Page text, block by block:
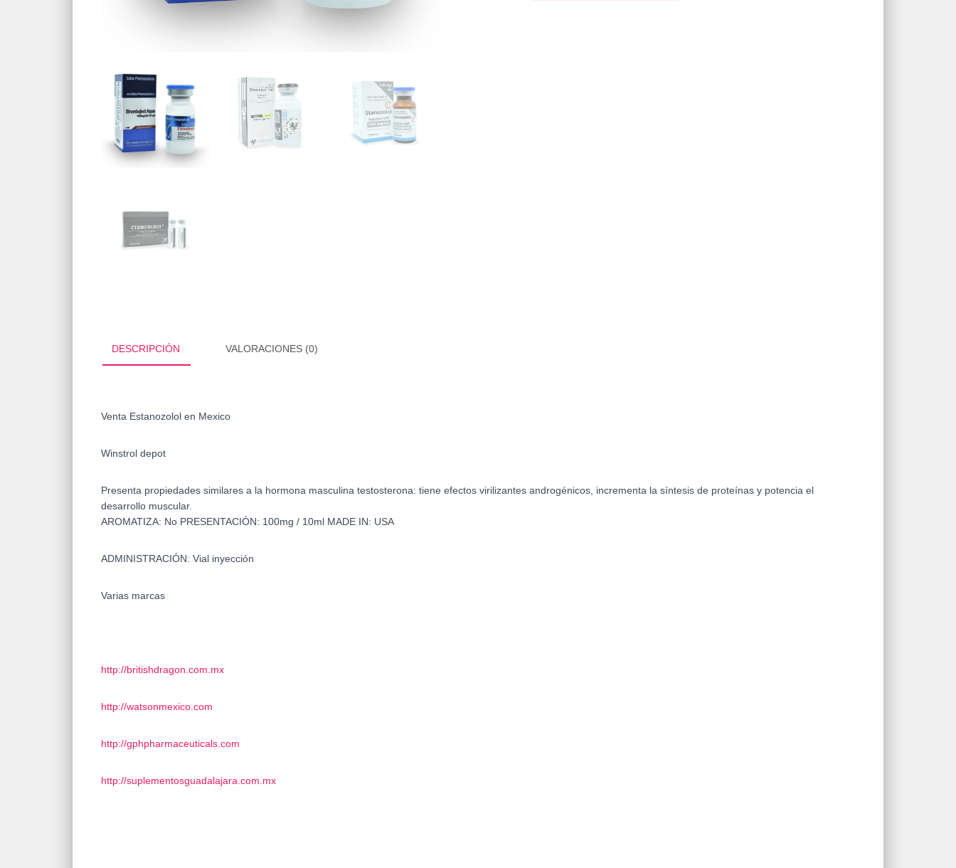
DESCRIPCIÓN VALORACIONES (0)
Venta Estanozolol en Mexico
Winstrol depot
Presenta propiedades similares a la hormona masculina testosterona: tiene efectos virilizantes androgénicos, incrementa la síntesis de proteínas y potencia el
desarrollo muscular.
AROMATIZA: No PRESENTACIÓN: 100mg / 10ml MADE IN: USA
ADMINISTRACIÓN: Vial inyección
Varias marcas
http://britishdragon.com.mx
http://watsonmexico.com
http://gphpharmaceuticals.com
http://suplementosguadalajara.com.mx